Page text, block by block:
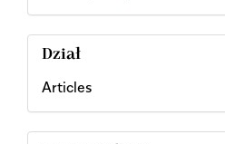
Dział
Articles